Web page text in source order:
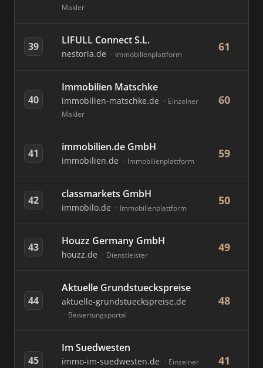
Makler
39 LIFULL Connect S.L.
nestoria.de Immobilienplattform
61
40
Immobilien Matschke
immobilien-matschke.de
Einzelner
Makler
60
41 immobilien.de GmbH
immobilien.de Immobilienplattform
59
42 classmarkets GmbH
immobilo.de Immobilienplattform
50
43 Houzz Germany GmbH
houzz.de Dienstleister
49
44
Aktuelle Grundstueckspreise
aktuelle-grundstueckspreise.de
Bewertungsportal
48
45
Im Suedwesten
immo-im-suedwesten.de
Einzelner
41